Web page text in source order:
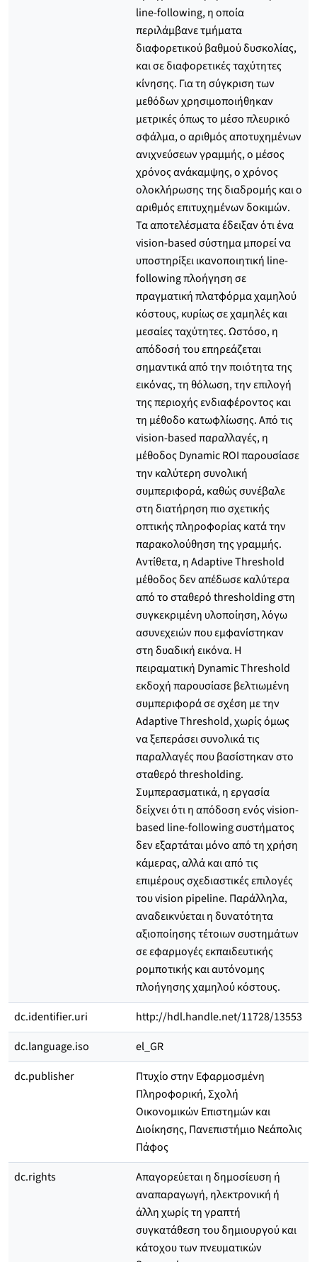
line-following, η οποία
περιλάμβανε τμήματα
διαφορετικού βαθμού δυσκολίας,
και σε διαφορετικές ταχύτητες
κίνησης. Για τη σύγκριση των
μεθόδων χρησιμοποιήθηκαν
μετρικές όπως το μέσο πλευρικό
σφάλμα, ο αριθμός αποτυχημένων
ανιχνεύσεων γραμμής, ο μέσος
χρόνος ανάκαμψης, ο χρόνος
ολοκλήρωσης της διαδρομής και ο
αριθμός επιτυχημένων δοκιμών.
Τα αποτελέσματα έδειξαν ότι ένα
vision-based σύστημα μπορεί να
υποστηρίξει ικανοποιητική line-
following πλοήγηση σε
πραγματική πλατφόρμα χαμηλού
κόστους, κυρίως σε χαμηλές και
μεσαίες ταχύτητες. Ωστόσο, η
απόδοσή του επηρεάζεται
σημαντικά από την ποιότητα της
εικόνας, τη θόλωση, την επιλογή
της περιοχής ενδιαφέροντος και
τη μέθοδο κατωφλίωσης. Από τις
vision-based παραλλαγές, η
μέθοδος Dynamic ROI παρουσίασε
την καλύτερη συνολική
συμπεριφορά, καθώς συνέβαλε
στη διατήρηση πιο σχετικής
οπτικής πληροφορίας κατά την
παρακολούθηση της γραμμής.
Αντίθετα, η Adaptive Threshold
μέθοδος δεν απέδωσε καλύτερα
από το σταθερό thresholding στη
συγκεκριμένη υλοποίηση, λόγω
ασυνεχειών που εμφανίστηκαν
στη δυαδική εικόνα. Η
πειραματική Dynamic Threshold
εκδοχή παρουσίασε βελτιωμένη
συμπεριφορά σε σχέση με την
Adaptive Threshold, χωρίς όμως
να ξεπεράσει συνολικά τις
παραλλαγές που βασίστηκαν στο
σταθερό thresholding.
Συμπερασματικά, η εργασία
δείχνει ότι η απόδοση ενός vision-
based line-following συστήματος
δεν εξαρτάται μόνο από τη χρήση
κάμερας, αλλά και από τις
επιμέρους σχεδιαστικές επιλογές
του vision pipeline. Παράλληλα,
αναδεικνύεται η δυνατότητα
αξιοποίησης τέτοιων συστημάτων
σε εφαρμογές εκπαιδευτικής
ρομποτικής και αυτόνομης
πλοήγησης χαμηλού κόστους.
dc.identifier.uri
http://hdl.handle.net/11728/13553
dc.language.iso
el_GR
dc.publisher
Πτυχίο στην Εφαρμοσμένη
Πληροφορική, Σχολή
Οικονομικών Επιστημών και
Διοίκησης, Πανεπιστήμιο Νεάπολις
Πάφος
dc.rights
Απαγορεύεται η δημοσίευση ή
αναπαραγωγή, ηλεκτρονική ή
άλλη χωρίς τη γραπτή
συγκατάθεση του δημιουργού και
κάτοχου των πνευματικών